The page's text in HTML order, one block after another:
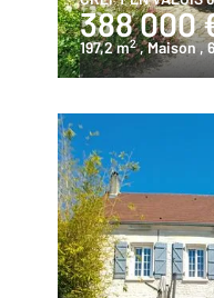
388 000
197,2 m2 , Maison ,